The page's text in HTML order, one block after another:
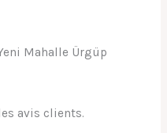
Mahalle Ürgüp
avis clients.